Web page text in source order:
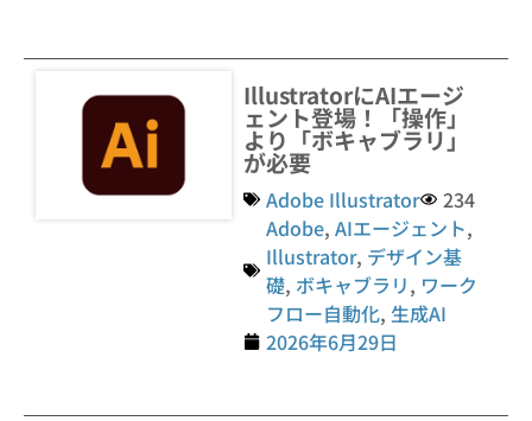
IllustratorにAIエージ
ェント登場！「操作」
より「ボキャブラリ」
が必要
Adobe Illustrator
234
Adobe,AIエージェント,
Illustrator, デザイン基
礎, ボキャブラリ, ワーク
フロー自動化, 生成AI
2026年6月29日